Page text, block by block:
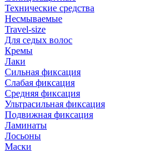
Технические средства
Несмываемые
Travel-size
Для седых волос
Кремы
Лаки
Сильная фиксация
Слабая фиксация
Средняя фиксация
Ультрасильная фиксация
Подвижная фиксация
Ламинаты
Лосьоны
Маски